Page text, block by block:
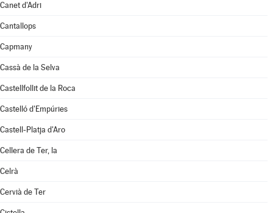
Canet d'Adri
Cantallops
Capmany
Cassà de la Selva
Castellfollit de la Roca
Castelló d'Empúries
Castell-Platja d'Aro
Cellera de Ter, la
Celrà
Cervià de Ter